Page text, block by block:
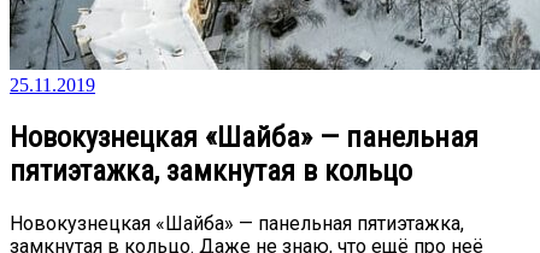
25.11.2019
Новокузнецкая «Шайба» — панельная
пятиэтажка, замкнутая в кольцо
Новокузнецкая «Шайба» — панельная пятиэтажка,
замкнутая в кольцо. Даже не знаю, что ещё про неё